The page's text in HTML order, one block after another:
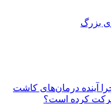
بزرگ